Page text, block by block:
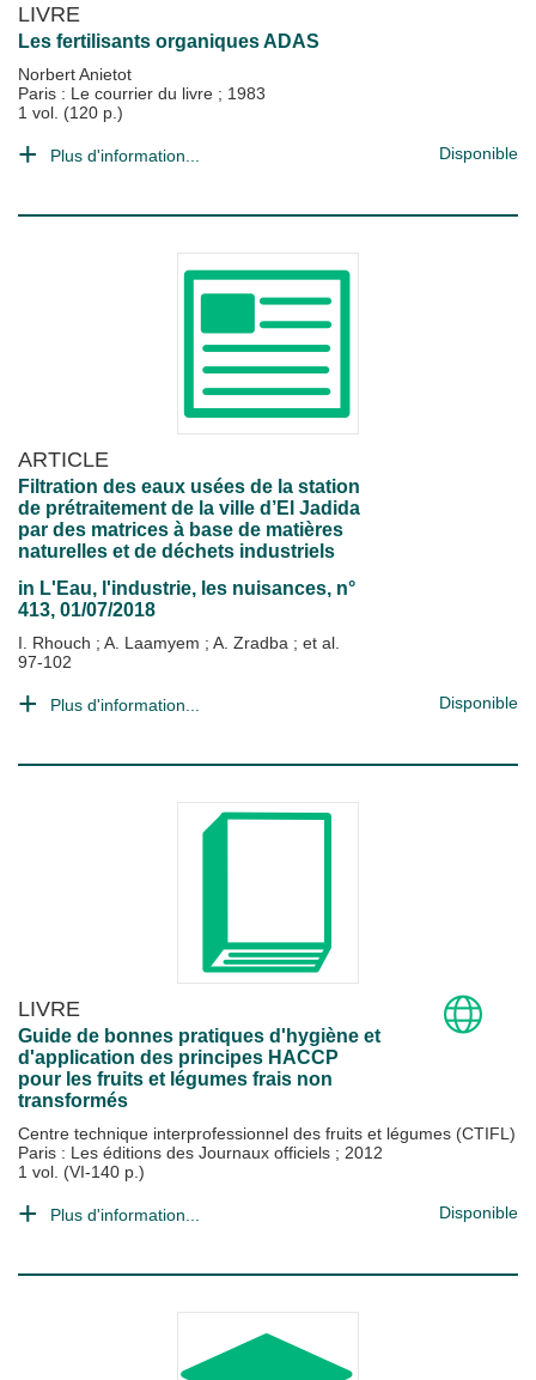
LIVRE
Les fertilisants organiques ADAS
Norbert Anietot
Paris : Le courrier du livre ; 1983
1 vol. (120 p.)
Plus d'information... Disponible
ARTICLE
Filtration des eaux usées de la station
de prétraitement de la ville d’El Jadida
par des matrices à base de matières
naturelles et de déchets industriels
in L'Eau, l'industrie, les nuisances, n°
413, 01/07/2018
I. Rhouch ; A. Laamyem ; A. Zradba ; et al.
97-102
Plus d'information... Disponible
LIVRE
Guide de bonnes pratiques d'hygiène et
d'application des principes HACCP
pour les fruits et légumes frais non
transformés
Centre technique interprofessionnel des fruits et légumes (CTIFL)
Paris : Les éditions des Journaux officiels ; 2012
1 vol. (VI-140 p.)
Plus d'information... Disponible